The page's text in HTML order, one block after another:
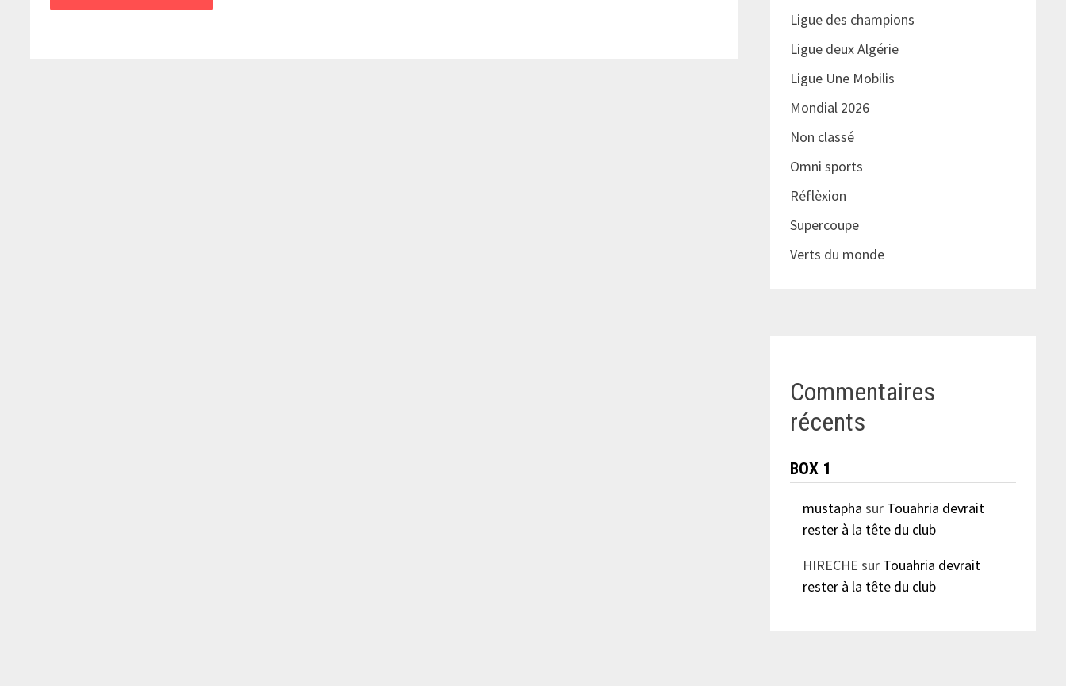
Ligue des champions
Ligue deux Algérie
Ligue Une Mobilis
Mondial 2026
Non classé
Omni sports
Réflèxion
Supercoupe
Verts du monde
Commentaires
récents
BOX 1
mustapha sur Touahria devrait
rester à la tête du club
HIRECHE sur Touahria devrait
rester à la tête du club